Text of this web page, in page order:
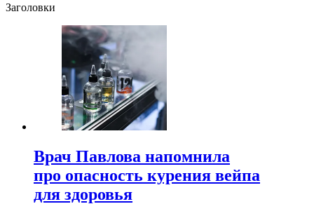
Заголовки
Врач Павлова напомнила
про опасность курения вейпа
для здоровья